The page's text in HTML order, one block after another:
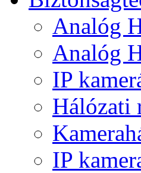
Analóg
Analóg
IP
Hálózati
IP